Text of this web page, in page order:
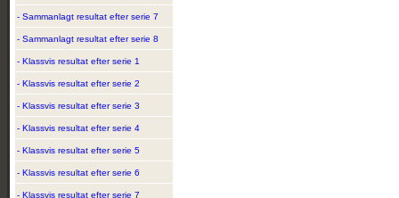
- Sammanlagt resultat efter serie 7
- Sammanlagt resultat efter serie 8
- Klassvis resultat efter serie 1
- Klassvis resultat efter serie 2
- Klassvis resultat efter serie 3
- Klassvis resultat efter serie 4
- Klassvis resultat efter serie 5
- Klassvis resultat efter serie 6
- Klassvis resultat efter serie 7